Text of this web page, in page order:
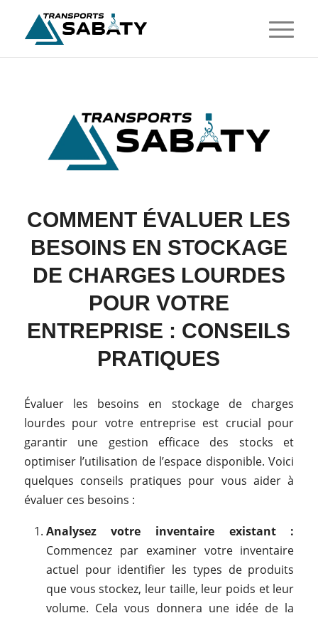
COMMENT ÉVALUER LES
BESOINS EN STOCKAGE
DE CHARGES LOURDES
POUR VOTRE
ENTREPRISE : CONSEILS
PRATIQUES
Évaluer les besoins en stockage de charges
lourdes pour votre entreprise est crucial pour
garantir une gestion efficace des stocks et
optimiser l’utilisation de l’espace disponible.Voici
quelques conseils pratiques pour vous aider à
évaluer ces besoins :
Analysez votre inventaire existant :
Commencez par examiner votre inventaire
actuel pour identifier les types de produits
que vous stockez, leur taille, leur poids et leur
volume. Cela vous donnera une idée de la